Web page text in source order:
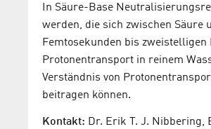
In Säure-Base
werden, die sich zwischen Säure
Femtosekunden bis zweistelligen
Protonentransport in reinem
Verständnis von
beitragen können.
Kontakt: Dr. Erik T. J. Nibbering,